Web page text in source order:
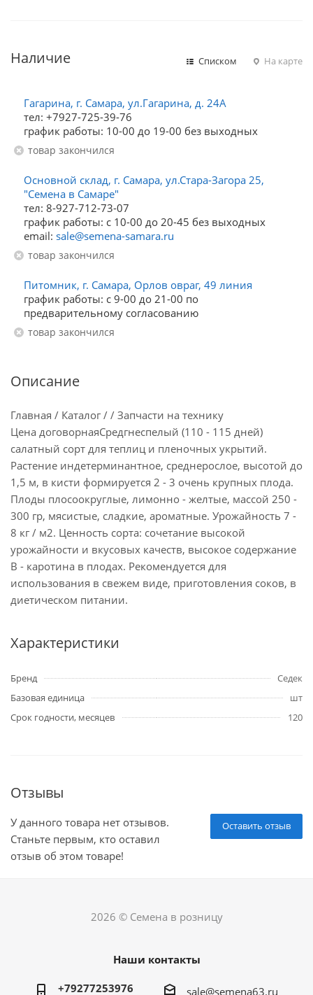
Наличие Списком На карте
Гагарина, г. Самара, ул.Гагарина, д. 24А
тел: +7927-725-39-76
график работы: 10-00 до 19-00 без выходных
Товар закончился
Основной склад, г. Самара, ул.Стара-Загора 25,
"Семена в Самаре"
тел: 8-927-712-73-07
график работы: с 10-00 до 20-45 без выходных
email: sale@semena-samara.ru
Товар закончился
Питомник, г. Самара, Орлов овраг, 49 линия
график работы: с 9-00 до 21-00 по
предварительному согласованию
Товар закончился
Описание
Главная / Каталог / / Запчасти на технику
Цена договорнаяСредгнеспелый (110 - 115 дней)
салатный сорт для теплиц и пленочных укрытий.
Растение индетерминантное, среднерослое, высотой до
1,5 м, в кисти формируется 2 - 3 очень крупных плода.
Плоды плосоокруглые, лимонно - желтые, массой 250 -
300 гр, мясистые, сладкие, ароматные. Урожайность 7 -
8 кг / м2. Ценность сорта: сочетание высокой
урожайности и вкусовых качеств, высокое содержание
В - каротина в плодах. Рекомендуется для
использования в свежем виде, приготовления соков, в
диетическом питании.
Характеристики
Бренд
Седек
Базовая единица
шт
Срок годности, месяцев
120
Отзывы
Оставить отзыв
У данного товара нет отзывов.
Станьте первым, кто оставил
отзыв об этом товаре!
2026 © Семена в розницу
Наши контакты
+79277253976 sale@semena63.ru